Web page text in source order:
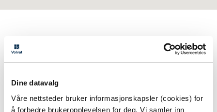
Dine datavalg
Våre nettsteder bruker informasjonskapsler (cookies) for
å forbedre brukeropplevelsen for deg. Vi samler inn
Arrkorreksjon tilbys også i
Bergen Stavanger
Plastisk kirurgi tilbys også i